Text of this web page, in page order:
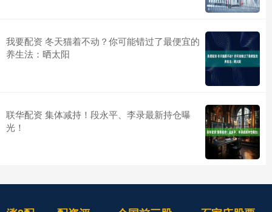
我要配资 冬天猫着不动？你可能错过了最便宜的
养生法：晒太阳
联华配资 集体减持！段永平、李录最新持仓曝
光！